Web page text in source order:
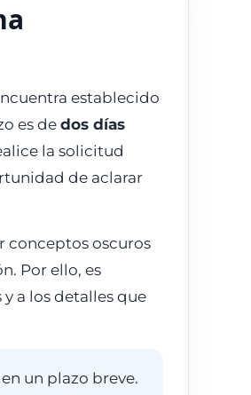
establecido
es de dos días
la solicitud
de aclarar
conceptos oscuros
Por ello, es
a los detalles que
un plazo breve.